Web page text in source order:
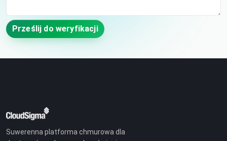
Prześlij do weryfikacji
Suwerenna platforma chmurowa dla